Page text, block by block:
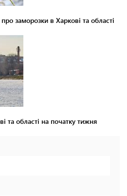
заморозки в Харкові та області
та області на початку тижня